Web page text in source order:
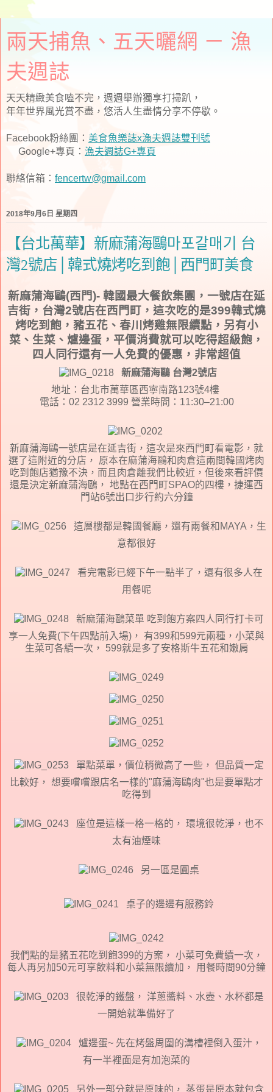
兩天捕魚、五天曬網 － 漁
夫週誌
天天精緻美食嗑不完，週週舉辦獨享打掃趴，
年年世界風光賞不盡，悠活人生盡情分享不停歇。
Facebook粉絲團： 美食魚樂誌x漁夫週誌雙刊號
Google+專頁： 漁夫週誌G+專頁
聯絡信箱： fencertw@gmail.com
2018年9月6日 星期四
【台北萬華】新麻蒲海鷗마포갈매기 台
灣2號店│韓式燒烤吃到飽│西門町美食
新麻蒲海鷗(西門)- 韓國最大餐飲集團，一號店在延
吉街，台灣2號店在西門町，這次吃的是399韓式燒
烤吃到飽，豬五花、春川烤雞無限續點，另有小
菜、生菜、爐邊蛋，平價消費就可以吃得超級飽，
四人同行還有一人免費的優惠，非常超值
新麻蒲海鷗 台灣2號店
地址：台北市萬華區西寧南路123號4樓
電話：02 2312 3999 營業時間：11:30–21:00
新麻蒲海鷗一號店是在延吉街，這次是來西門町看電影，就
選了這附近的分店， 原本在麻蒲海鷗和肉倉這兩間韓國烤肉
吃到飽店猶豫不決，而且肉倉離我們比較近，但後來看評價
還是決定新麻蒲海鷗， 地點在西門町SPAO的四樓，捷運西
門站6號出口步行約六分鐘
這層樓都是韓國餐廳，還有兩餐和MAYA，生
意都很好
看完電影已經下午一點半了，還有很多人在
用餐呢
新麻蒲海鷗菜單 吃到飽方案四人同行打卡可
享一人免費(下午四點前入場)， 有399和599元兩種，小菜與
生菜可各續一次， 599就是多了安格斯牛五花和嫩肩
單點菜單，價位稍微高了一些， 但品質一定
比較好， 想要嚐嚐跟店名一樣的"麻蒲海鷗肉"也是要單點才
吃得到
座位是這樣一格一格的， 環境很乾淨，也不
太有油煙味
另一區是圓桌
桌子的邊邊有服務鈴
我們點的是豬五花吃到飽399的方案， 小菜可免費續一次，
每人再另加50元可享飲料和小菜無限續加， 用餐時間90分鐘
很乾淨的鐵盤， 洋蔥醬料、水壺、水杯都是
一開始就準備好了
爐邊蛋~ 先在烤盤周圍的溝槽裡倒入蛋汁，
有一半裡面是有加泡菜的
另外一部分就是原味的， 蒸蛋是原本就包含